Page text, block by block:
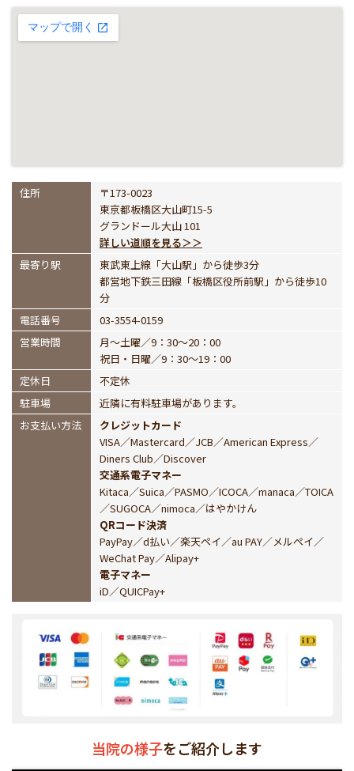
住所
〒173-0023
東京都板橋区大山町15-5
グランドール大山 101
詳しい道順を見る＞＞
最寄り駅
東武東上線「大山駅」から徒歩3分
都営地下鉄三田線「板橋区役所前駅」から徒歩10
分
電話番号
03-3554-0159
営業時間
月～土曜／9：30～20：00
祝日・日曜／9：30～19：00
定休日
不定休
駐車場
近隣に有料駐車場があります。
お支払い方法
クレジットカード
VISA／Mastercard／JCB／American Express／
Diners Club／Discover
交通系電子マネー
Kitaca／Suica／PASMO／ICOCA／manaca／TOICA
／SUGOCA／nimoca／はやかけん
QRコード決済
PayPay／d払い／楽天ペイ／au PAY／メルペイ／
WeChat Pay／Alipay+
電子マネー
iD／QUICPay+
当院の様子をご紹介します